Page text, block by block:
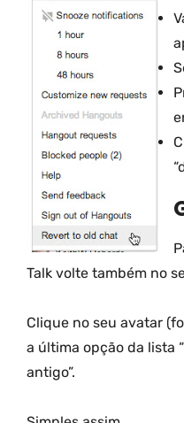
Talk volte também no
Clique no seu avatar
a última opção da lista
antigo”.